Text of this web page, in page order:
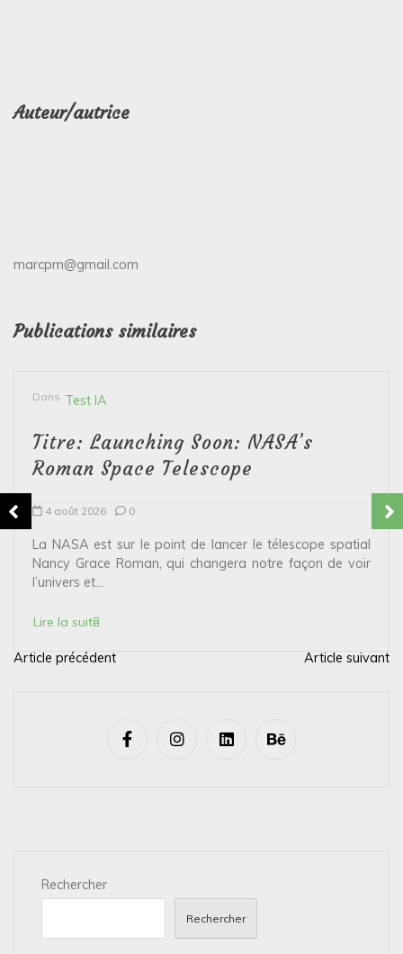
Auteur/autrice
marcpm@gmail.com
Publications similaires
Dans Test IA
Titre: Launching Soon: NASA’s
Roman Space Telescope
4 août 2026 0
La NASA est sur le point de lancer le télescope spatial
Nancy Grace Roman, qui changera notre façon de voir
l’univers et...
Lire la suite
N
Article précédent Article suivant
Rechercher
Rechercher